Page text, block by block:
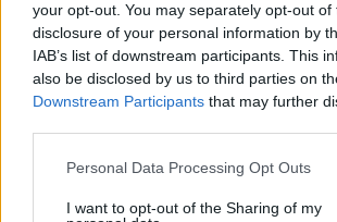
your opt-out. You may separately opt-out of
disclosure of your personal information by
IAB’s list of downstream participants. This
also be disclosed by us to third parties on
Downstream Participants that may further
Please note that this website/app uses one
not limited to your visit or usage behaviour.
Personal Data Processing Opt Outs
I want to opt-out of the Sharing of my
Sei già abbonato?
Puoi effettuare l'accesso
Login
dal menù del sito